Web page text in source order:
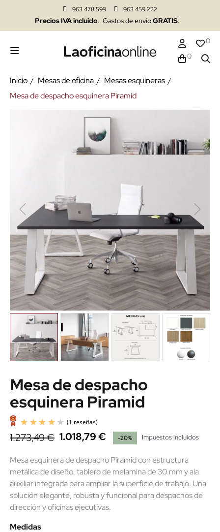
963 478 599 963 459 222
Precios IVA incluido. Gastos de envíoGRATIS.
0
0
Inicio Mesas de oficina
Mesas esquineras
Mesa de despacho esquinera Piramid
Mesa de despacho
esquinera Piramid
(1 reseñas)
1.273,49 € 1.018,79 € -20% Impuestos incluidos
Mesa esquinera de despacho Piramid con estructura
metálica de diseño, tablero de melamina de 30 mm y ala
auxiliar integrada para ampliar la superficie de trabajo. Una
solución elegante, robusta y funcional para despachos de
dirección y oficinas ejecutivas.
Medidas